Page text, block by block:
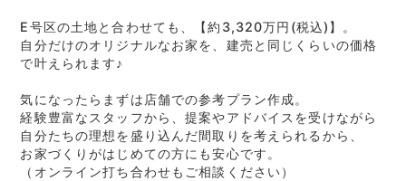
E号区の土地と合わせても、【約3,320万円(税込)】。
自分だけのオリジナルなお家を、建売と同じくらいの価格
で叶えられます♪
気になったらまずは店舗での参考プラン作成。
経験豊富なスタッフから、提案やアドバイスを受けながら
自分たちの理想を盛り込んだ間取りを考えられるから、
お家づくりがはじめての方にも安心です。
（オンライン打ち合わせもご相談ください）